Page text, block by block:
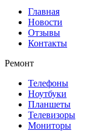
Главная
Новости
Отзывы
Контакты
Ремонт
Телефоны
Ноутбуки
Планшеты
Телевизоры
Мониторы